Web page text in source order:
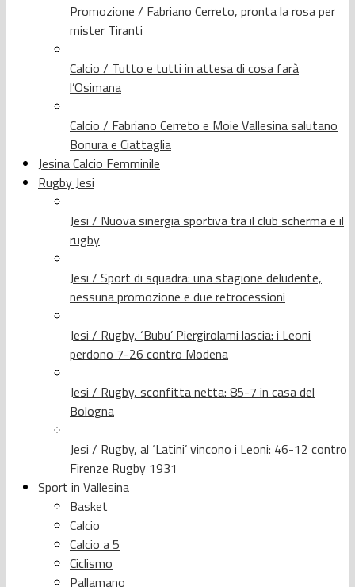
Promozione / Fabriano Cerreto, pronta la rosa per
mister Tiranti
Calcio / Tutto e tutti in attesa di cosa farà
l’Osimana
Calcio / Fabriano Cerreto e Moie Vallesina salutano
Bonura e Ciattaglia
Jesina Calcio Femminile
Rugby Jesi
Jesi / Nuova sinergia sportiva tra il club scherma e il
rugby
Jesi / Sport di squadra: una stagione deludente,
nessuna promozione e due retrocessioni
Jesi / Rugby, ‘Bubu’ Piergirolami lascia: i Leoni
perdono 7-26 contro Modena
Jesi / Rugby, sconfitta netta: 85-7 in casa del
Bologna
Jesi / Rugby, al ‘Latini’ vincono i Leoni: 46-12 contro
Firenze Rugby 1931
Sport in Vallesina
Basket
Calcio
Calcio a 5
Ciclismo
Pallamano